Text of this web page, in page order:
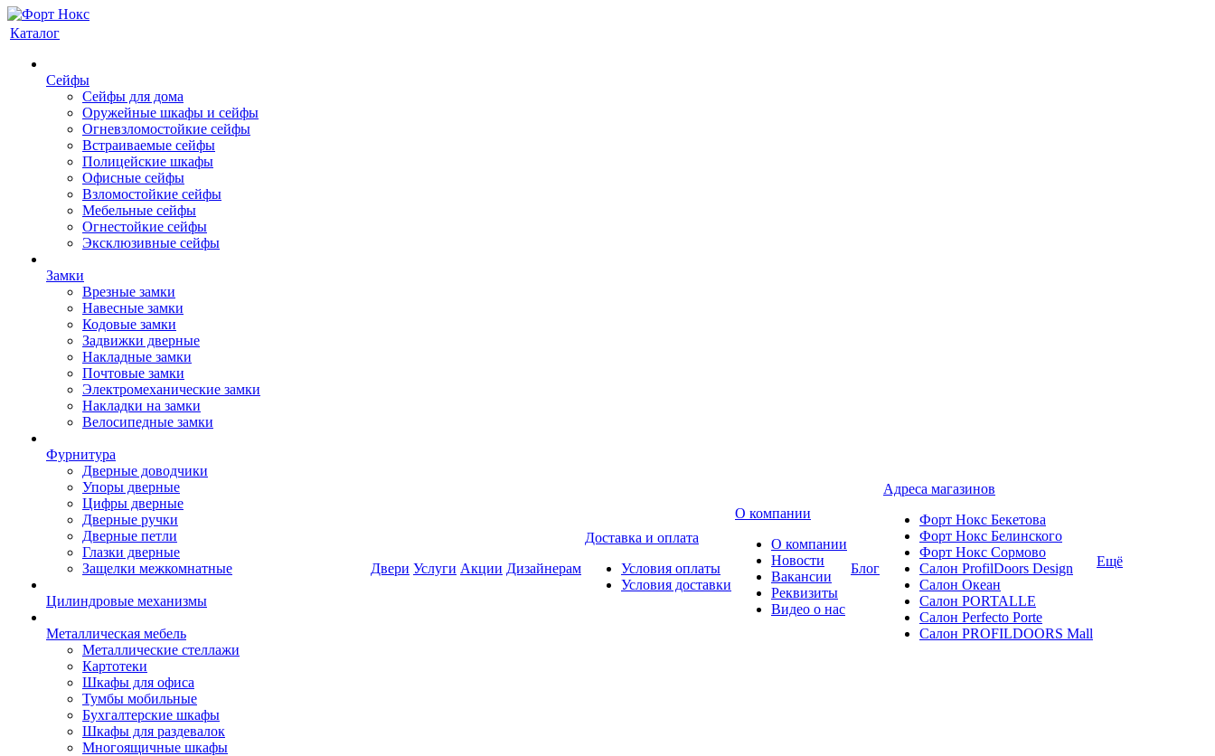
Каталог
Сейфы
Сейфы для дома
Оружейные шкафы и сейфы
Огневзломостойкие сейфы
Встраиваемые сейфы
Полицейские шкафы
Офисные сейфы
Взломостойкие сейфы
Мебельные сейфы
Огнестойкие сейфы
Эксклюзивные сейфы
Замки
Врезные замки
Навесные замки
Кодовые замки
Задвижки дверные
Накладные замки
Почтовые замки
Электромеханические замки
Накладки на замки
Велосипедные замки
Фурнитура
Дверные доводчики
Упоры дверные
Цифры дверные
Дверные ручки
Дверные петли
Глазки дверные
Защелки межкомнатные
Цилиндровые механизмы
Металлическая мебель
Металлические стеллажи
Картотеки
Шкафы для офиса
Тумбы мобильные
Бухгалтерские шкафы
Шкафы для раздевалок
Многоящичные шкафы
Двери Услуги Акции Дизайнерам
Доставка и оплата
Условия оплаты
Условия доставки
О компании
О компании
Новости
Вакансии
Реквизиты
Видео о нас
Блог
Адреса магазинов
Форт Нокс Бекетова
Форт Нокс Белинского
Форт Нокс Сормово
Салон ProfilDoors Design
Салон Океан
Салон PORTALLE
Салон Perfecto Portе
Салон PROFILDOORS Mall
Ещё